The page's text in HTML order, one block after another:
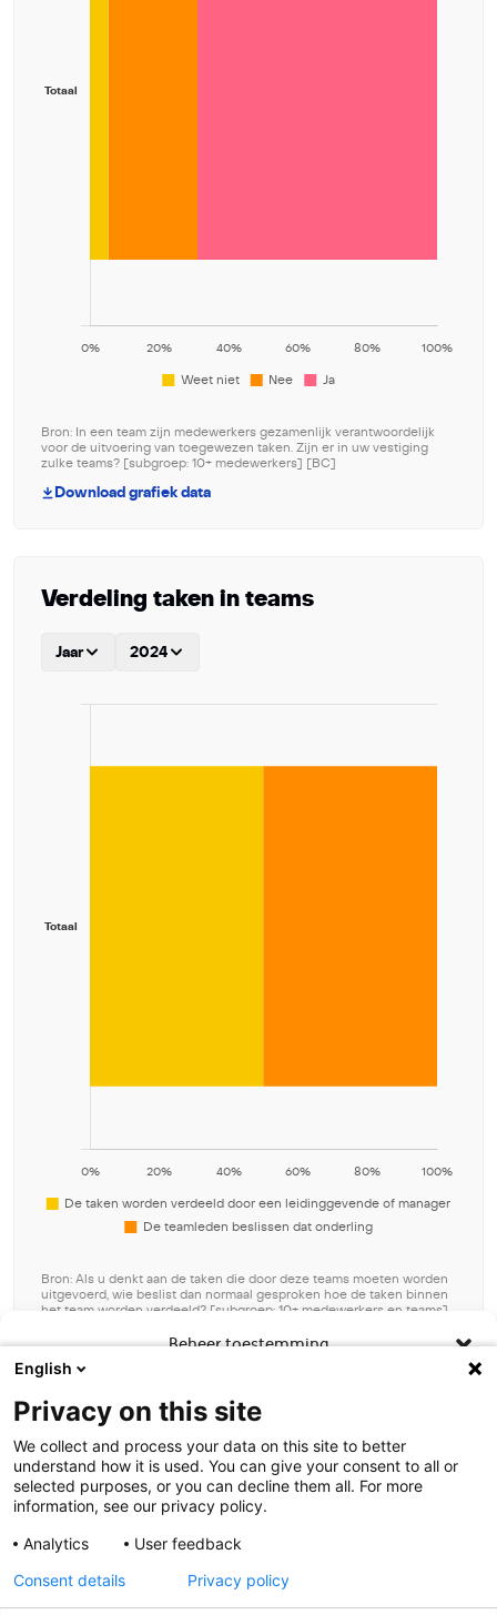
Beheer toestemming
cookies om informatie over je apparaat op te slaan en/of te raadplegen.
surfgedrag of unieke ID's op deze site verwerken. Als je geen toestemming
geeft of uw toestemming intrekt, kan dit een nadelige invloed hebben op
bepaalde functies en mogelijkheden.
Accepteren
Weiger
Bron: In een team zijn medewerkers gezamenlijk verantwoordelijk
voor de uitvoering van toegewezen taken. Zijn er in uw vestiging
zulke teams? [subgroep: 10+ medewerkers] [BC]
Download grafiek data
Verdeling taken in teams
Jaar 2024
Bron: Als u denkt aan de taken die door deze teams moeten worden
uitgevoerd, wie beslist dan normaal gesproken hoe de taken binnen
het team worden verdeeld? [subgroep: 10+ medewerkers en teams]
Contact
English
Privacy on this site
We collect and process your data on this site to better
understand how it is used. You can give your consent to all or
selected purposes, or you can decline them all. For more
information, see our privacy policy.
Analytics
User feedback
Consent details
Privacy policy